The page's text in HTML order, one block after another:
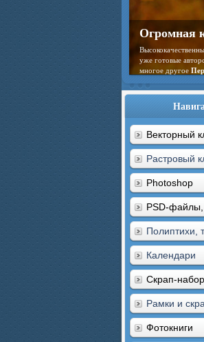
Огромная
уже готовые
многое другое
Векторный
Растровый
Photoshop
PSD-файлы,
Полиптихи,
Календари
Скрап-
Рамки и
Фотокниги